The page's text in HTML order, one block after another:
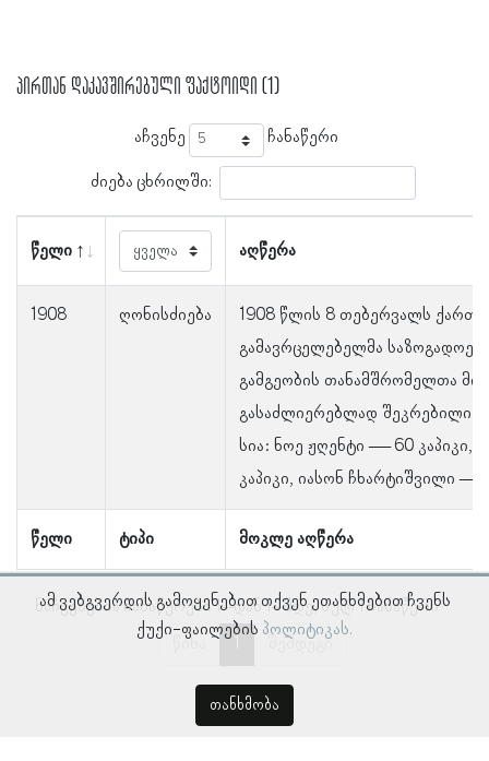
პირთან დაკავშირებული ფაქტოიდი (1)
აჩვენე ჩანაწერი
ძიება ცხრილში:
წელი აღწერა
წელი ტიპი მოკლე აღწერა
1908 ღონისძიება
1908 წლის 8 თებერვალს
გამავრცელებელმა
გამგეობის თანამშრომელთა
გასაძლიერებლად შეკრებილი
სია: ნოე ჟღენტი — 60 კაპიკი,
კაპიკი, იასონ ჩხარტიშვილი —
ნაჩვენებია ჩანაწერები 1–დან 1–მდე, სულ 1 ჩანაწერი
წინა
შემდეგი
ამ ვებგვერდის გამოყენებით თქვენ ეთანხმებით ჩვენს
ქუქი-ფაილების პოლიტიკას.
თანხმობა